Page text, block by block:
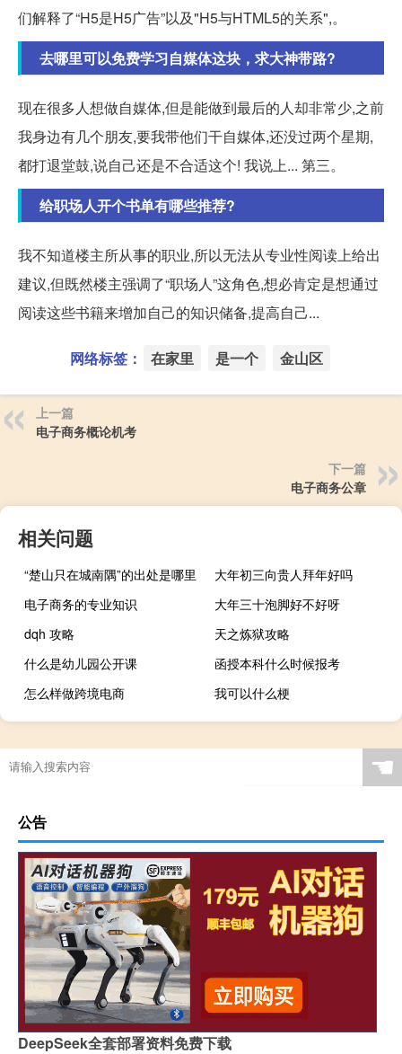
们解释了“H5是H5广告”以及"H5与HTML5的关系",。
去哪里可以免费学习自媒体这块，求大神带路?
现在很多人想做自媒体,但是能做到最后的人却非常少,之前
我身边有几个朋友,要我带他们干自媒体,还没过两个星期,
都打退堂鼓,说自己还是不合适这个! 我说上... 第三。
给职场人开个书单有哪些推荐?
我不知道楼主所从事的职业,所以无法从专业性阅读上给出
建议,但既然楼主强调了“职场人”这角色,想必肯定是想通过
阅读这些书籍来增加自己的知识储备,提高自己...
网络标签： 在家里 是一个 金山区
上一篇
电子商务概论机考
下一篇
电子商务公章
相关问题
“楚山只在城南隅”的出处是哪里
大年初三向贵人拜年好吗
电子商务的专业知识
大年三十泡脚好不好呀
dqh 攻略
天之炼狱攻略
什么是幼儿园公开课
函授本科什么时候报考
怎么样做跨境电商
我可以什么梗
☚
公告
DeepSeek全套部署资料免费下载